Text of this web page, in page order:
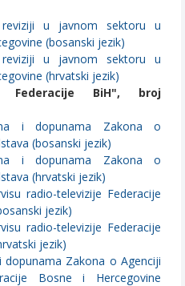
u javnom sektoru u
(bosanski jezik)
u javnom sektoru u
(hrvatski jezik)
Federacije BiH", broj
i dopunama Zakona o
(bosanski jezik)
i dopunama Zakona o
(hrvatski jezik)
radio-televizije Federacije
jezik)
radio-televizije Federacije
jezik)
Zakona o Agenciji
Bosne i Hercegovine